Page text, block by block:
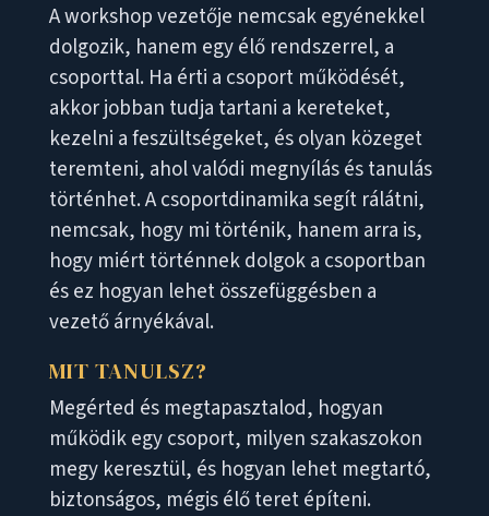
A workshop vezetője nemcsak egyénekkel
dolgozik, hanem egy élő rendszerrel, a
csoporttal. Ha érti a csoport működését,
akkor jobban tudja tartani a kereteket,
kezelni a feszültségeket, és olyan közeget
teremteni, ahol valódi megnyílás és tanulás
történhet. A csoportdinamika segít rálátni,
nemcsak, hogy mi történik, hanem arra is,
hogy miért történnek dolgok a csoportban
és ez hogyan lehet összefüggésben a
vezető árnyékával.
MIT TANULSZ?
Megérted és megtapasztalod, hogyan
működik egy csoport, milyen szakaszokon
megy keresztül, és hogyan lehet megtartó,
biztonságos, mégis élő teret építeni.